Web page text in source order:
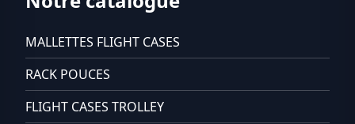
MALLETTES FLIGHT CASES
RACK POUCES
FLIGHT CASES TROLLEY